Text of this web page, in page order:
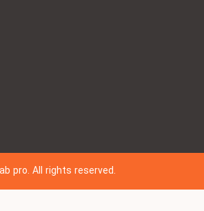
pro. All rights reserved.